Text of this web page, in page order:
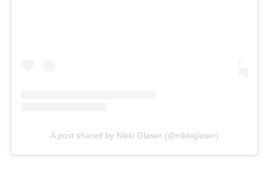
A post shared by Nikki Glaser (@nikkiglaser)